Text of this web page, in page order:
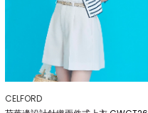
CELFORD